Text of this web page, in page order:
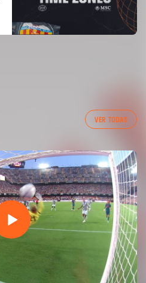
VER TODAS